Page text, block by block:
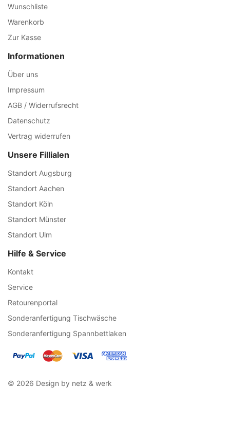
Wunschliste
Warenkorb
Zur Kasse
Informationen
Über uns
Impressum
AGB / Widerrufsrecht
Datenschutz
Vertrag widerrufen
Unsere Fillialen
Standort Augsburg
Standort Aachen
Standort Köln
Standort Münster
Standort Ulm
Hilfe & Service
Kontakt
Service
Retourenportal
Sonderanfertigung Tischwäsche
Sonderanfertigung Spannbettlaken
© 2026 Design by netz & werk